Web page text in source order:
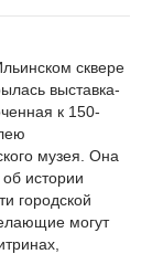
сквере
выставка-
к 150-
музея. Она
об истории
городской
могут